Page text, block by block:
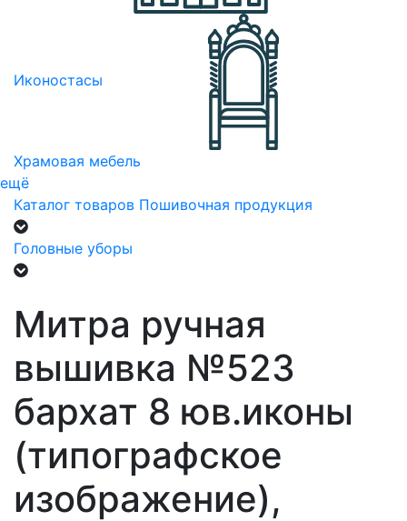
Иконостасы
Храмовая мебель
ещё
Каталог товаров Пошивочная продукция
Головные уборы
Митра ручная
вышивка №523
бархат 8 юв.иконы
(типографское
изображение),